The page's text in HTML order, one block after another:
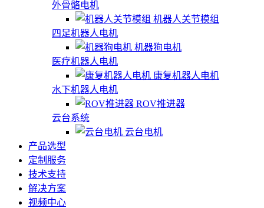
外骨骼电机
机器人关节模组
四足机器人电机
机器狗电机
医疗机器人电机
康复机器人电机
水下机器人电机
ROV推进器
云台系统
云台电机
产品选型
定制服务
技术支持
解决方案
视频中心